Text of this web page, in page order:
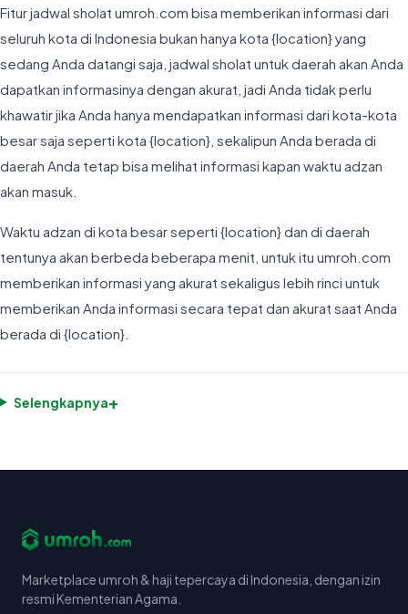
Fitur jadwal sholat umroh.com bisa memberikan informasi dari
seluruh kota di Indonesia bukan hanya kota {location} yang
sedang Anda datangi saja, jadwal sholat untuk daerah akan Anda
dapatkan informasinya dengan akurat, jadi Anda tidak perlu
khawatir jika Anda hanya mendapatkan informasi dari kota-kota
besar saja seperti kota {location}, sekalipun Anda berada di
daerah Anda tetap bisa melihat informasi kapan waktu adzan
akan masuk.
Waktu adzan di kota besar seperti {location} dan di daerah
tentunya akan berbeda beberapa menit, untuk itu umroh.com
memberikan informasi yang akurat sekaligus lebih rinci untuk
memberikan Anda informasi secara tepat dan akurat saat Anda
berada di {location}.
Selengkapnya+
Marketplace umroh & haji tepercaya di Indonesia, dengan izin
resmi Kementerian Agama.